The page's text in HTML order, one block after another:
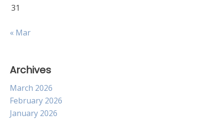
31
« Mar
Archives
March 2026
February 2026
January 2026